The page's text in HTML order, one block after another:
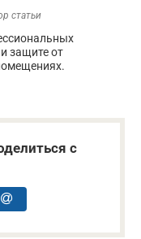
статьи
защите от
с